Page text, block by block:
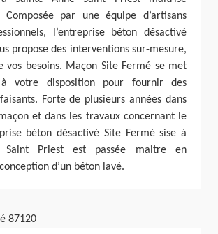
Composée par une équipe d’artisans
l’entreprise béton désactivé
propose des interventions sur-mesure,
vos besoins. Maçon Site Fermé se met
votre disposition pour fournir des
Forte de plusieurs années dans
et dans les travaux concernant le
béton désactivé Site Fermé sise à
Saint Priest est passée maitre en
d’un béton lavé.